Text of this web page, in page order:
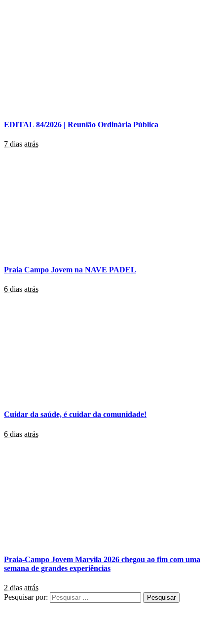
EDITAL 84/2026 | Reunião Ordinária Pública
7 dias atrás
Praia Campo Jovem na NAVE PADEL
6 dias atrás
Cuidar da saúde, é cuidar da comunidade!
6 dias atrás
Praia-Campo Jovem Marvila 2026 chegou ao fim com uma
semana de grandes experiências
2 dias atrás
Pesquisar por: